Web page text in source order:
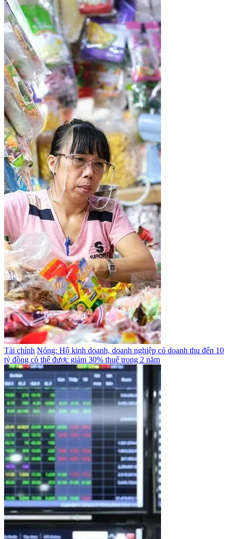
Tài chính Nóng: Hộ kinh doanh, doanh nghiệp có doanh thu đến 10
tỷ đồng có thể được giảm 30% thuế trong 2 năm